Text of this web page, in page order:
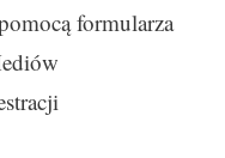
formularza